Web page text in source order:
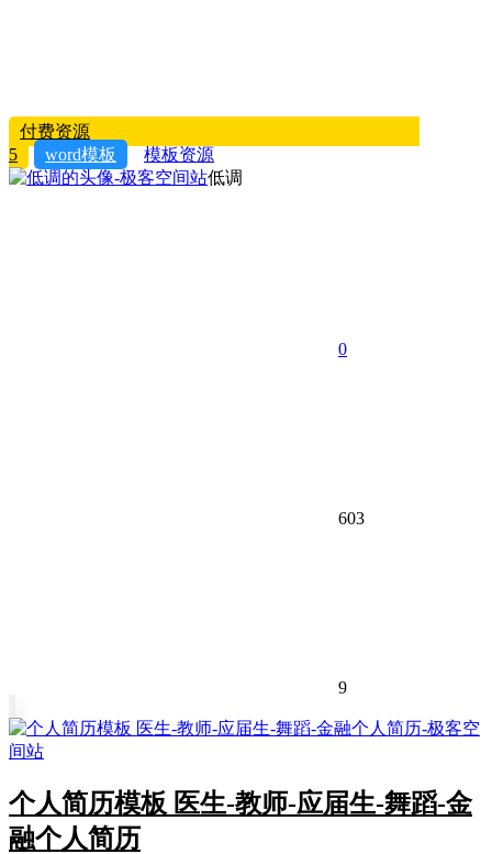
付费资源
5
word模板
模板资源
低调
0
603
9
个人简历模板 医生-教师-应届生-舞蹈-金
融个人简历